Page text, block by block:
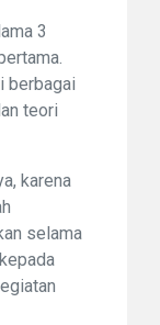
3
berbagai
teori
karena
selama